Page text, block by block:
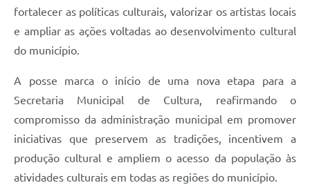
fortalecer as políticas culturais, valorizar os artistas locais
e ampliar as ações voltadas ao desenvolvimento cultural
do município.
A posse marca o início de uma nova etapa para a
Secretaria Municipal de Cultura, reafirmando o
compromisso da administração municipal em promover
iniciativas que preservem as tradições, incentivem a
produção cultural e ampliem o acesso da população às
atividades culturais em todas as regiões do município.